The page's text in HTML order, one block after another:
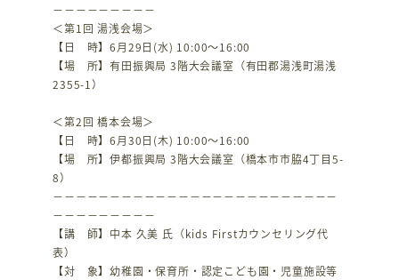
－－－－－－－－－
＜第1回 湯浅会場＞
【日 時】6月29日(水) 10:00～16:00
【場 所】有田振興局 3階大会議室（有田郡湯浅町湯浅
2355-1）
＜第2回 橋本会場＞
【日 時】6月30日(木) 10:00～16:00
【場 所】伊都振興局 3階大会議室（橋本市市脇4丁目5-
8）
－－－－－－－－－－－－－－－－－－－－－－－－－
－－－－－－－－－
【講 師】中本 久美 氏（kids Firstカウンセリング代
表）
【対 象】幼稚園・保育所・認定こども園・児童施設等